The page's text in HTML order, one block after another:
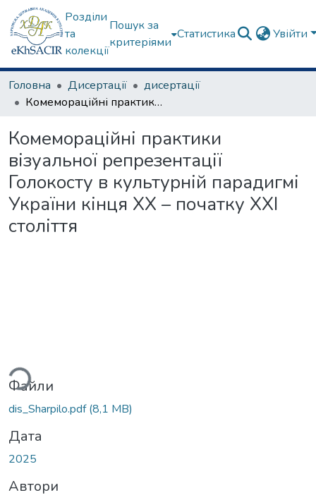
Розділи
та
колекції
Пошук за
критеріями
Статистика Увійти
Головна Дисертації
дисертації
Комемораційні практики візуальної репрезентації Голокосту в культурній парадигмі України кінця ХХ – початку ХХІ століття
Комемораційні практики
візуальної репрезентації
Голокосту в культурній парадигмі
України кінця ХХ – початку ХХІ
століття
Файли
dis_Sharpilo.pdf(8,1 MB)
Дата
2025
Автори